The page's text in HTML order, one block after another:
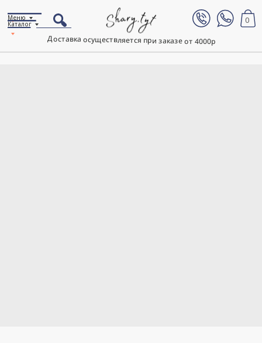
Доставка осуществляется при заказе от 4000р
0
Каталог
Меню